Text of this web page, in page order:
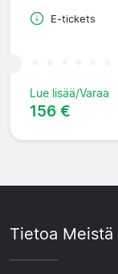
E-tickets
Lue lisää/Varaa
156 €
Tietoa Meistä